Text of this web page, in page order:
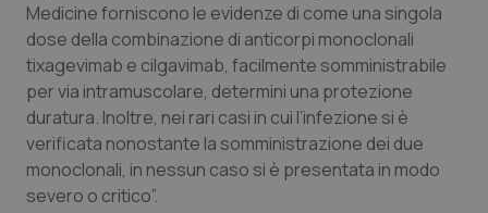
Veneto
Oncoematologia
Oncologia & Nutrizione
Psoriasi & pelle
Quotidiano Cardiologia
Medicine forniscono le evidenze di come una singola
dose della combinazione di anticorpi monoclonali
tixagevimab e cilgavimab, facilmente somministrabile
per via intramuscolare, determini una protezione
duratura. Inoltre, nei rari casi in cui l’infezione si è
verificata nonostante la somministrazione dei due
monoclonali, in nessun caso si è presentata in modo
severo o critico”.